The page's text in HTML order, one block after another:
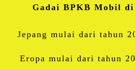
Gadai BPKB Mobil di
Jepang mulai dari tahun
Eropa mulai dari tahun